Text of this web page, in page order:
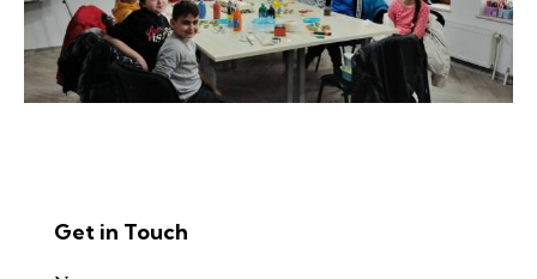
Get in Touch